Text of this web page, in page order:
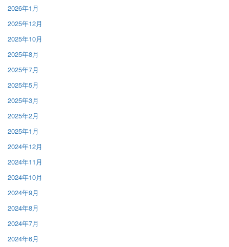
2026年1月
2025年12月
2025年10月
2025年8月
2025年7月
2025年5月
2025年3月
2025年2月
2025年1月
2024年12月
2024年11月
2024年10月
2024年9月
2024年8月
2024年7月
2024年6月